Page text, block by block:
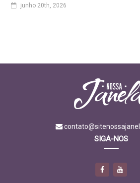
junho 20th, 2026
SIGA-NOS